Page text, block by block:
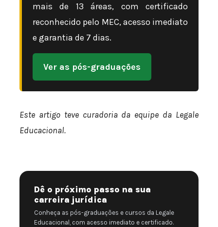
mais de 13 áreas, com certificado
reconhecido pelo MEC, acesso imediato
e garantia de 7 dias.
Ver as pós-graduações
Este artigo teve curadoria da equipe da Legale
Educacional.
Dê o próximo passo na sua
carreira jurídica
Conheça as pós-graduações e cursos da Legale
Educacional, com acesso imediato e certificado.